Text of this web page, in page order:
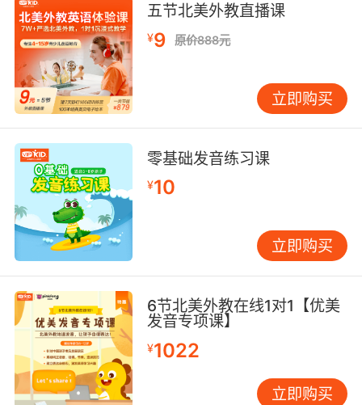
五节北美外教直播课
¥9 原价888元
立即购买
零基础发音练习课
¥10
立即购买
6节北美外教在线1对1【优美
发音专项课】
¥1022
立即购买